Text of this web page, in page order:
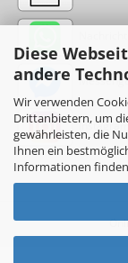
Diese
andere
Wir verwenden
Drittanbietern, um
gewährleisten, die
Ihnen ein
Informationen